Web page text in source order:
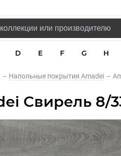
D E F G H
– Напольные покрытия Amadei –
Свирель 8/